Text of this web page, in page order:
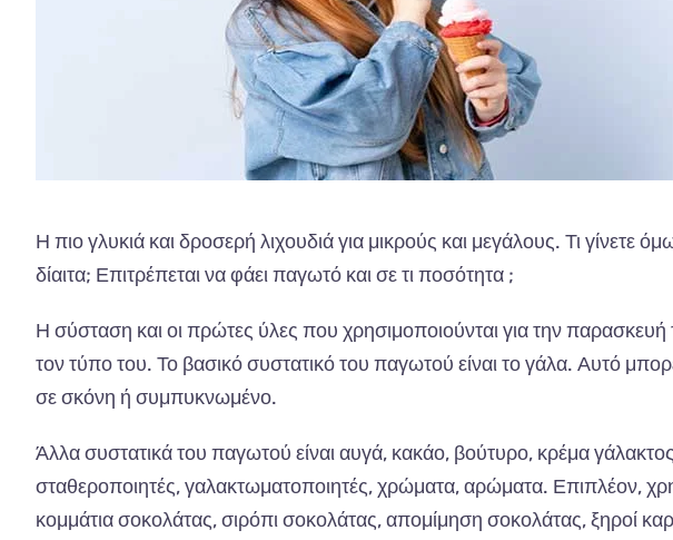
Η πιο γλυκιά και δροσερή λιχουδιά για μικρούς και μεγάλους. Τι γίνετε
δίαιτα; Επιτρέπεται να φάει παγωτό και σε τι ποσότητα ;
Η σύσταση και οι πρώτες ύλες που χρησιμοποιούνται για την
τον τύπο του. Το βασικό συστατικό του παγωτού είναι το γάλα. Αυτό
σε σκόνη ή συμπυκνωμένο.
Άλλα συστατικά του παγωτού είναι αυγά, κακάο, βούτυρο, κρέμα
σταθεροποιητές, γαλακτωματοποιητές, χρώματα, αρώματα. Επιπλέον,
κομμάτια σοκολάτας, σιρόπι σοκολάτας, απομίμηση σοκολάτας, ξηροί